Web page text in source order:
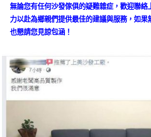
無論您有任何沙發傢俱的疑難雜症，歡迎聯絡
力以赴為鄉親們提供最佳的建議與服務，如果
也懇請您見諒包涵！